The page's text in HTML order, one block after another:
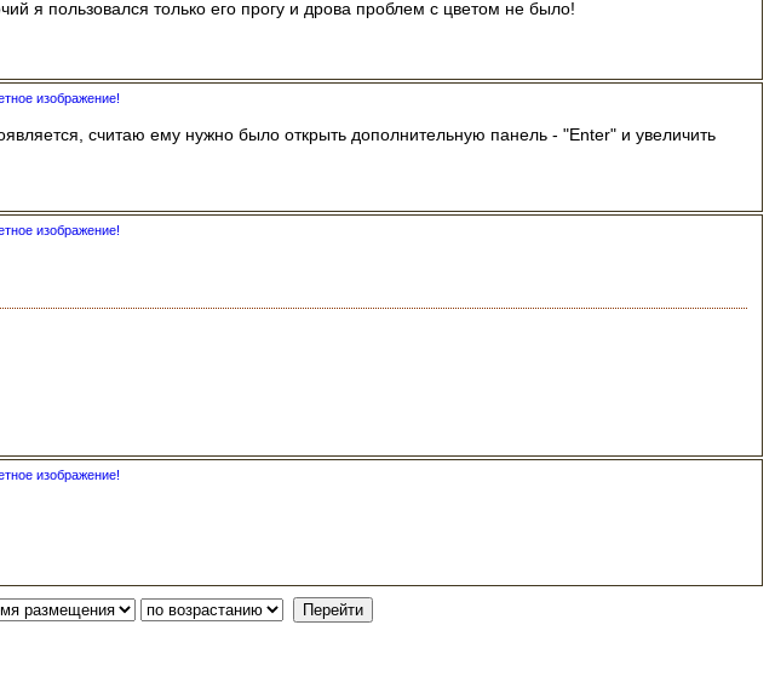
я пользовался только его прогу и дрова проблем с цветом не было!
изображение!
считаю ему нужно было открыть дополнительную панель - "Enter" и увеличить
изображение!
изображение!